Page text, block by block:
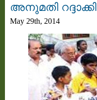
അനുമതി റദ്ദാക്കി
May 29th, 2014